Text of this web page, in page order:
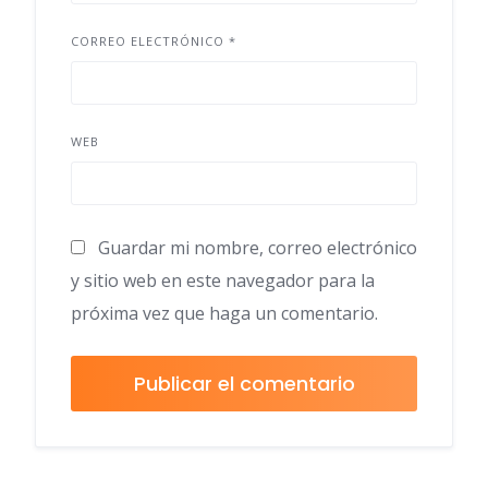
CORREO ELECTRÓNICO *
WEB
Guardar mi nombre, correo electrónico
y sitio web en este navegador para la
próxima vez que haga un comentario.